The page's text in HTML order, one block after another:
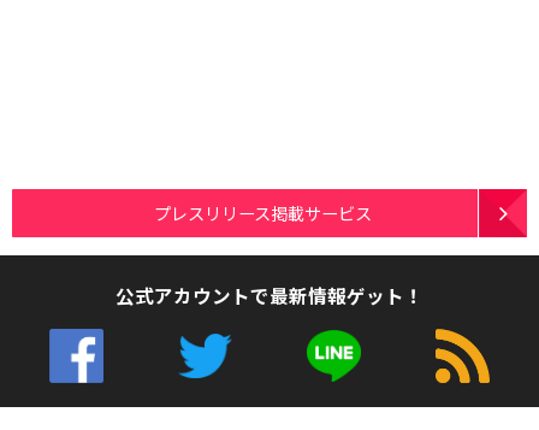
プレスリリース掲載サービス
公式アカウントで最新情報ゲット！